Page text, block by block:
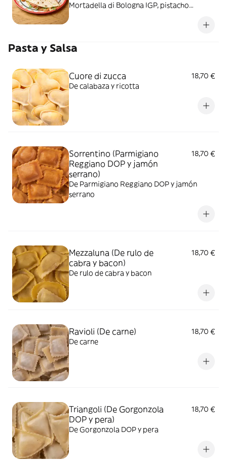
Mortadella di Bologna IGP, pistacho
Pasta y Salsa
Cuore di zucca
18,70 €
De calabaza y ricotta
Sorrentino (Parmigiano
Reggiano DOP y jamón
serrano)
18,70 €
De Parmigiano Reggiano DOP y jamón
serrano
Mezzaluna (De rulo de
cabra y bacon)
18,70 €
De rulo de cabra y bacon
Ravioli (De carne)
18,70 €
De carne
Triangoli (De Gorgonzola
DOP y pera)
18,70 €
De Gorgonzola DOP y pera